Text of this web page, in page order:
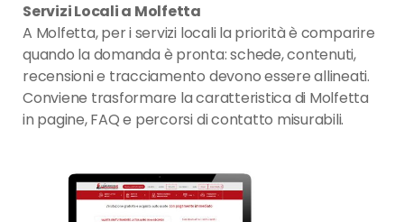
Servizi Locali a Molfetta
A Molfetta, per i servizi locali la priorità è comparire
quando la domanda è pronta: schede, contenuti,
recensioni e tracciamento devono essere allineati.
Conviene trasformare la caratteristica di Molfetta
in pagine, FAQ e percorsi di contatto misurabili.